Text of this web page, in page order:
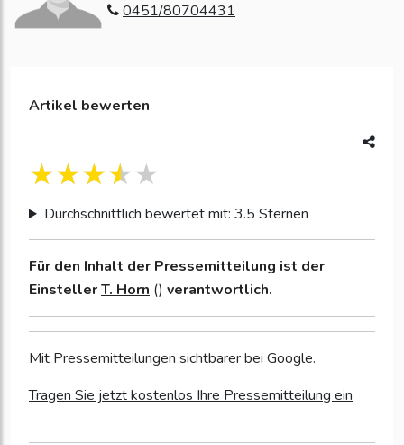
0451/80704431
Artikel bewerten
Durchschnittlich bewertet mit: 3.5 Sternen
Für den Inhalt der Pressemitteilung ist der
EinstellerT. Horn () verantwortlich.
Mit Pressemitteilungen sichtbarer bei Google.
Tragen Sie jetzt kostenlos Ihre Pressemitteilung ein